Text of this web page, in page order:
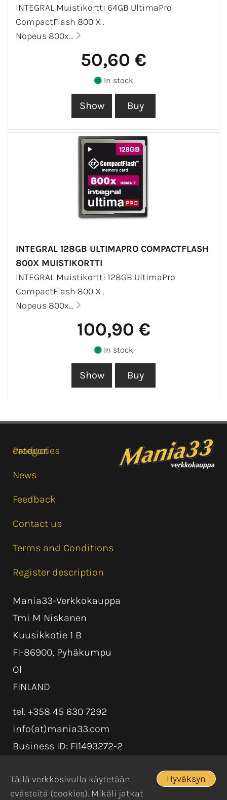
INTEGRAL Muistikortti 64GB UltimaPro
CompactFlash 800 X .
Nopeus 800x...
50,60 €
In stock
INTEGRAL 128GB ULTIMAPRO COMPACTFLASH
800X MUISTIKORTTI
INTEGRAL Muistikortti 128GB UltimaPro
CompactFlash 800 X .
Nopeus 800x...
100,90 €
In stock
Product categories
News
Feedback
Contact us
Terms and Conditions
Register description
Mania33-Verkkokauppa
Tmi M Niskanen
Kuusikkotie 1 B
FI-86900, Pyhäkumpu
Ol
FINLAND
tel. +358 45 630 7292
info(at)mania33.com
Business ID: FI1493272-2
Tällä verkkosivulla käytetään
evästeitä (cookies). Mikäli jatkat
Hyväksyn